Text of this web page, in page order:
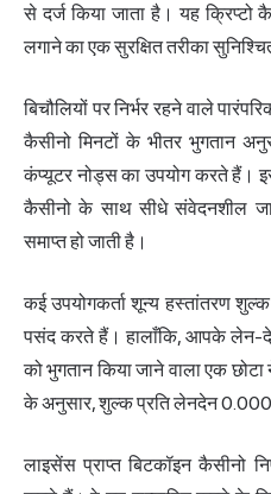
से दर्ज किया जाता है। यह क्रिप्टो
लगाने का एक सुरक्षित तरीका
बिचौलियों पर निर्भर रहने वाले
कैसीनो मिनटों के भीतर भुगतान
कंप्यूटर नोड्स का उपयोग करते हैं।
कैसीनो के साथ सीधे संवेदनशील
समाप्त हो जाती है।
कई उपयोगकर्ता शून्य हस्तांतरण
पसंद करते हैं। हालाँकि, आपके लेन-
को भुगतान किया जाने वाला एक
के अनुसार, शुल्क प्रति लेनदेन
लाइसेंस प्राप्त बिटकॉइन कैसीनो